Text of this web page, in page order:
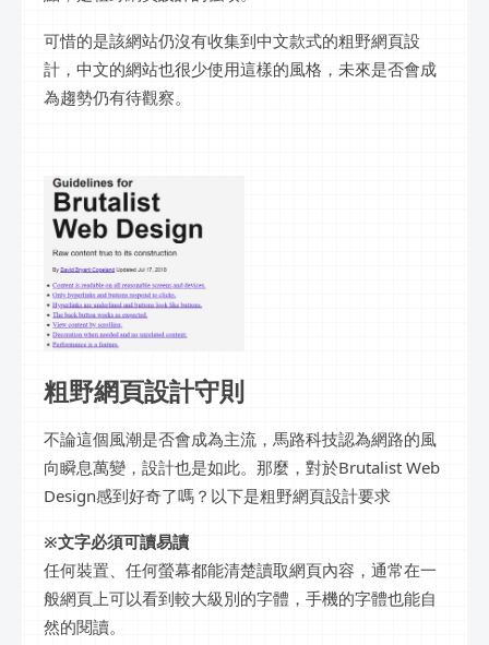
可惜的是該網站仍沒有收集到中文款式的粗野網頁設
計，中文的網站也很少使用這樣的風格，未來是否會成
為趨勢仍有待觀察。
粗野網頁設計守則
不論這個風潮是否會成為主流，馬路科技認為網路的風
向瞬息萬變，設計也是如此。那麼，對於Brutalist Web
Design感到好奇了嗎？以下是粗野網頁設計要求
※文字必須可讀易讀
任何裝置、任何螢幕都能清楚讀取網頁內容，通常在一
般網頁上可以看到較大級別的字體，手機的字體也能自
然的閱讀。